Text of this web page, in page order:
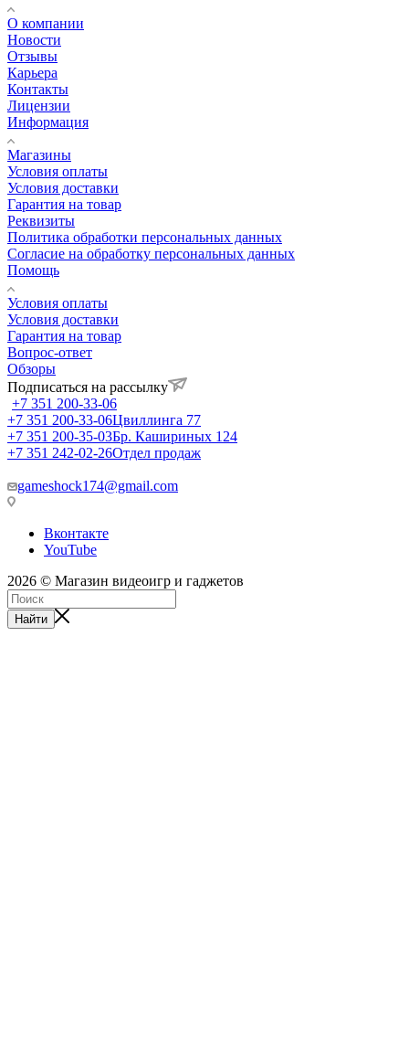
О компании
Новости
Отзывы
Карьера
Контакты
Лицензии
Информация
Магазины
Условия оплаты
Условия доставки
Гарантия на товар
Реквизиты
Политика обработки персональных данных
Согласие на обработку персональных данных
Помощь
Условия оплаты
Условия доставки
Гарантия на товар
Вопрос-ответ
Обзоры
Подписаться на рассылку
+7 351 200-33-06
+7 351 200-33-06Цвиллинга 77
+7 351 200-35-03Бр. Кашириных 124
+7 351 242-02-26Отдел продаж
gameshock174@gmail.com
Вконтакте
YouTube
2026 © Магазин видеоигр и гаджетов
Найти